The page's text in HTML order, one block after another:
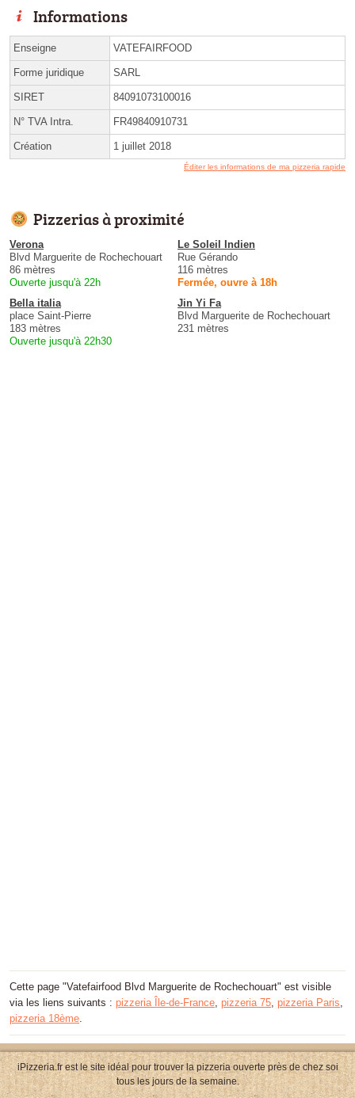
Informations
Enseigne VATEFAIRFOOD
Forme juridique SARL
SIRET 84091073100016
N° TVA Intra. FR49840910731
Création 1 juillet 2018
Éditer les informations de ma pizzeria rapide
Pizzerias à proximité
Verona
Blvd Marguerite de Rochechouart
86 mètres
Ouverte jusqu'à 22h
Le Soleil Indien
Rue Gérando
116 mètres
Fermée, ouvre à 18h
Bella italia
place Saint-Pierre
183 mètres
Ouverte jusqu'à 22h30
Jin Yi Fa
Blvd Marguerite de Rochechouart
231 mètres
Cette page "Vatefairfood Blvd Marguerite de Rochechouart" est visible
via les liens suivants : pizzeria Île-de-France, pizzeria 75, pizzeria Paris,
pizzeria 18ème.
iPizzeria.fr est le site idéal pour trouver la pizzeria ouverte près de chez soi
tous les jours de la semaine.